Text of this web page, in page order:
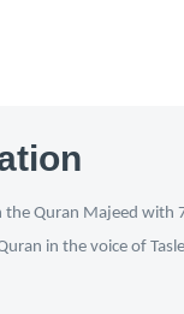
Quran Majeed with
in the voice of